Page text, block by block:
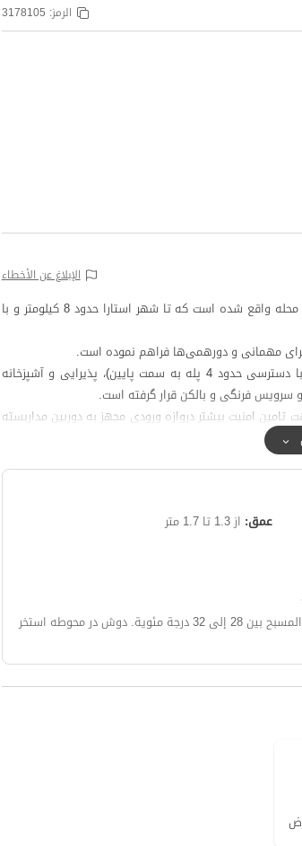
الرمز: 3178105
الإبلاغ عن الأخطاء
این ویلا دو خوابه با حیاط دلباز بر روی شیب زمین در روستای لمیر محله واقع شده است که تا شهر استارا حدود 8 کیلومتر و با
مهمانی و دورهمی‌ها فراهم نموده است.
این واحد در طبقه پایین شامل ورودی استخر و سرویس ایرانی (با دسترسی حدود 4 پله به سمت پایین)، پذیرایی و آشپزخانه
امنیت بیشتر دروازه ورودی مجهز به دوربین مداربسته
استفاده قرار می‌گیرد.
عمق: از 1.3 تا 1.7 متر
درجة مئوية.
دوش در محوطه استخر